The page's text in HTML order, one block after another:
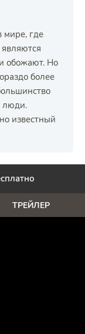
мире, где
обожают. Но
более
люди.
известный
ТРЕЙЛЕР